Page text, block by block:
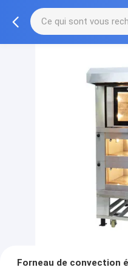
Forneau de convection